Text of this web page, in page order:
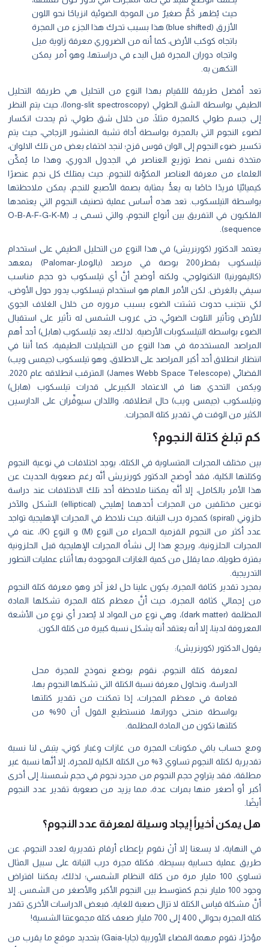
حيث يُظهر كَمٌّ صغيرٌ من الموجة الضوئية انزياحًا نحو اللون
الأزرق (blue shifted) هذا بسبب تحرك هذا الجزء من المجرة
باتجاه كوكب الأرض، كما أنه من الضروري معرفة زاوية ميل
واتجاه دوران المجرة قبل البدء في دراستها، وهو أمر يمكن
التكهن به.
تعد أفضل طريقة لللقيام بهذا النوع من التحليل هي طريقة التحليل
الطيفي بواسطة الشق الطولي (long-slit spectroscopy)، حيث يتم النظر
إلى جسم طولي كالمجرة مثلًا، من خلال شق طولي، ثم يحدث انكسار
لضوء النجوم التي بالمجرة بواسطة أداة تشبة المنشور الزجاجي، حيث يتم
تكسير ضوء النجوم إلى الوان قوس قزح؛ لنجد اختفاء بعض من تلك الالوان،
متخذة نفس نمط توزيع العناصر في الجدول الدوري، وهذا ما يُمكِّن
العلماء من معرفة العناصر المكوِّنة للنجوم. حيث يمتلك كل نجم عنصرًا
كيميائيًا فريدًا خاصًا به يعدُّ بمثابة بصمة الأصبع للنجم، يمكن ملاحظتها
بواسطة التيلسكوب. تعد هذه أساس عملية تصنيف النجوم التي يعتمدها
الفلكيون في التفريق بين أنواع النجوم، والتي تسمى بـ (O-B-A-F-G-K-M
sequence).
يعتمد الدكتور (كورنريش) في هذا النوع من التحليل الطيفي على استخدام
تيلسكوب بقطر200 بوصة في مرصد (بالومار-Palomar) بمعهد
(كاليفورنيا) التكنولوجي، ولكنه أوضح أنَّ أي تيلسكوب ذو حجم مناسب
سيفي بالغرض. لكن الأمر الهام هو استخدام تيسلكوب يدور حول الأوض،
لكي نتجنب حدوث تشتت الضوء بسبب مروره من خلال الغلاف الجوي
للأرض وتأثير التلوث الضوئي، حتى غروب الشمس له تأثير على استقبال
الضوء بواسطة التيلسكوبات الأرضية. لذلك، يعد تيلسكوب (هابل) أحد أهم
المراصد المستخدمة في هذا النوع من التحيليلات الطيفية، كما أننا في
انتظار انطلاق أحد أكبر المراصد على الاطلاق، وهو تيلسكوب (جيمس ويب)
الفضائي (James Webb Space Telescope) المترقب انطلاقه عام 2020.
ويكمن التحدي هنا في الاعتماد الكبيرعلى قدرات تيلسكوب (هابل)
وتيلسكوب (جيمس ويب) حال انطلاقه، واللذان سيوفِّران على الدارسين
الكثير من الوقت في تقدير كتلة المجرات.
كم تبلغ كتلة النجوم؟
بين مختلف المجرات المتساوية في الكتلة، يوجد اختلافات في نوعية النجوم
وكتلتها الكلية، فقد أوضح الدكتور كورنريش أنَّه رغم صعوبة الحديث عن
هذا الأمر بالكامل، إلا أنَّه يمكننا ملاحظة أحد تلك الاختلافات عند دراسة
نوعين مختلفين من المجرات أحدهما إهليجي (elliptical) الشكل والآخر
حلزوني (spiral) كمجرة درب التبانة. حيث نلاحظ في المجرات الإهليجية تواجد
عدد أكثر من النجوم القزمية الحمراء من النوع (M) و النوع (K)، عنه في
المجرات الحلزونية، ويرجع هذا إلى نشأة المجرات الإهليجية قبل الحلزونية
بفترة طويلة، مما يقلل من كمية الغازات الموجودة بها أثناء عمليات التطور
التدريجية.
بمجرد تقدير كثافة المجرة، يكون علينا حل لغز آخر وهو معرفة كتلة النجوم
من إجمالي كثافة المجرة، حيث أنَّ معظم كتلة المجرة تشكلها المادة
المظلمة (dark matter)، وهي نوع من المواد لا يُصدر أي نوع من الأشعة
المعروفة لدينا، إلا أنه يعتقد أنه يشكل نسبة كبيرة من كتلة الكون.
يقول الدكتور (كورنريش):
لمعرفة كتلة النجوم، نقوم بوضع نموذج للمجرة محل
الدراسة، ونحاول معرفة نسبة الكتلة التي تشكلها النجوم بها،
فعامة في معظم المجرات، إذا تمكنت من تقدير كتلتها
بواسطة منحنى دورانها، فنستطيع القول أن 90% من
كتلتها تكون من المادة المظلمة.
ومع حساب باقي مكونات المجرة من غازات وغبار كوني، يتبقى لنا نسبة
تقديرية لكتلة النجوم تساوي 3% من الكتلة الكلية للمجرة، إلا أنَّها نسبة غير
مطلقة، فقد يتراوح حجم النجوم من مجرد نجوم في حجم شمسنا، إلى أخرى
أكبر أو أصغر منها بمرات عدة، مما يزيد من صعوبة تقدير عدد النجوم
أيضًا.
هل يمكن أخيراً إيجاد وسيلة لمعرفة عدد النجوم؟
في النهاية، لا يسعنا إلا أنْ نقوم بإعطاء أرقام تقديرية لعدد النجوم، عن
طريق عملية حسابية بسيطة. فكتلة مجرة درب التبانة على سبيل المثال
تساوي 100 مليار مرة من كتلة النظام الشمسي؛ لذلك، يمكننا افتراض
وجود 100 مليار نجم كمتوسط بين النجوم الأكبر والأصغر من الشمس. إلا
أنَّ مشكلة قياس الكتلة لا تزال صعبة للغاية، فبعض الدراسات الأخرى تقدر
كتلة المجرة بحوالي 400 إلى 700 مليار ضعف كتلة مجموعتنا الشسية!
مؤخرًا، تقوم مهمة الفضاء الأوربية (جايا-Gaia) بتحديد موقع ما يقرب من